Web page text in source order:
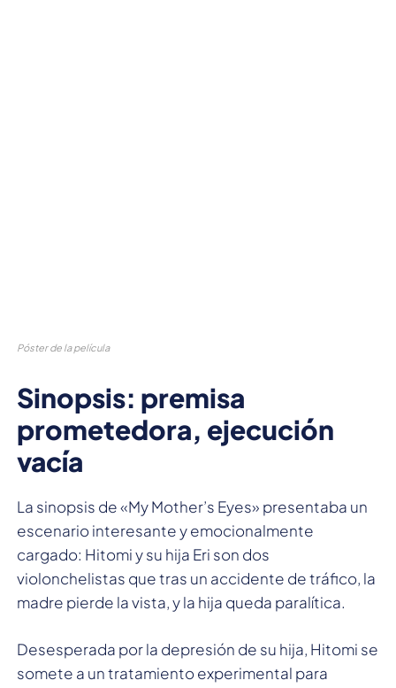
Póster de la película
Sinopsis: premisa
prometedora, ejecución
vacía
La sinopsis de «My Mother’s Eyes» presentaba un
escenario interesante y emocionalmente
cargado: Hitomi y su hija Eri son dos
violonchelistas que tras un accidente de tráfico, la
madre pierde la vista, y la hija queda paralítica.
Desesperada por la depresión de su hija, Hitomi se
somete a un tratamiento experimental para